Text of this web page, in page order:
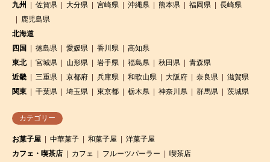
九州
佐賀県 大分県 宮崎県 沖縄県 熊本県 福岡県
長崎県
鹿児島県
北海道
四国
徳島県 愛媛県 香川県
高知県
東北
宮城県 山形県 岩手県 福島県 秋田県
青森県
近畿
三重県 京都府 兵庫県 和歌山県 大阪府 奈良県
滋賀県
関東
千葉県 埼玉県 東京都 栃木県 神奈川県 群馬県 茨城県
カテゴリー
お菓子屋 中華菓子 和菓子屋
洋菓子屋
カフェ・喫茶店
カフェ フルーツパーラー 喫茶店